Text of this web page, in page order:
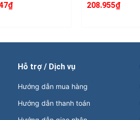
208.955₫
Hỗ trợ / Dịch vụ
Hướng dẫn mua hàng
Hướng dẫn thanh toán